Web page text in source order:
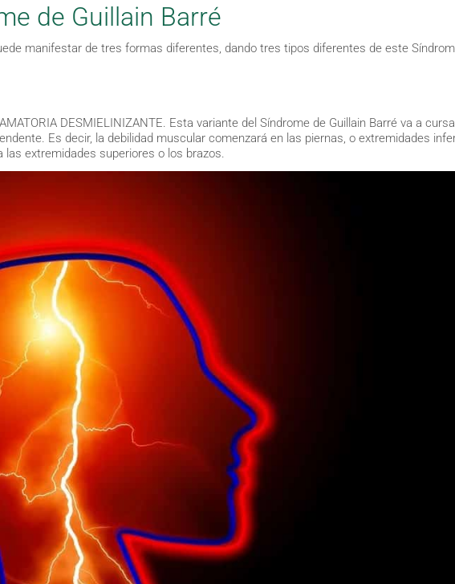
de Guillain Barré
manifestar de tres formas diferentes, dando tres tipos diferentes de este
DESMIELINIZANTE. Esta variante del Síndrome de Guillain Barré va a
Es decir, la debilidad muscular comenzará en las piernas, o extremidades
las extremidades superiores o los brazos.